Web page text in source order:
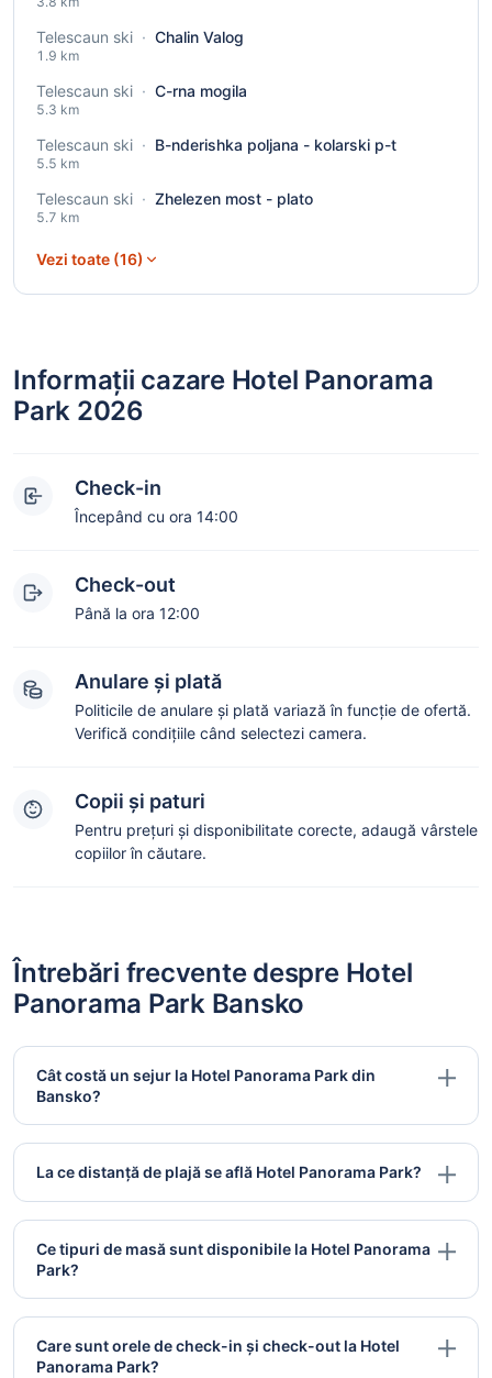
Telescaun ski · Chalin Valog
1.9 km
Telescaun ski · C-rna mogila
5.3 km
Telescaun ski · B-nderishka poljana - kolarski p-t
5.5 km
Telescaun ski · Zhelezen most - plato
5.7 km
Vezi toate (16)
Informații cazare Hotel Panorama
Park 2026
Check-in
Începând cu ora 14:00
Check-out
Până la ora 12:00
Anulare și plată
Politicile de anulare și plată variază în funcție de ofertă.
Verifică condițiile când selectezi camera.
Copii și paturi
Pentru prețuri și disponibilitate corecte, adaugă vârstele
copiilor în căutare.
Întrebări frecvente despre Hotel
Panorama Park Bansko
Cât costă un sejur la Hotel Panorama Park din
Bansko?
La ce distanță de plajă se află Hotel Panorama Park?
Ce tipuri de masă sunt disponibile la Hotel Panorama
Park?
Care sunt orele de check-in și check-out la Hotel
Panorama Park?